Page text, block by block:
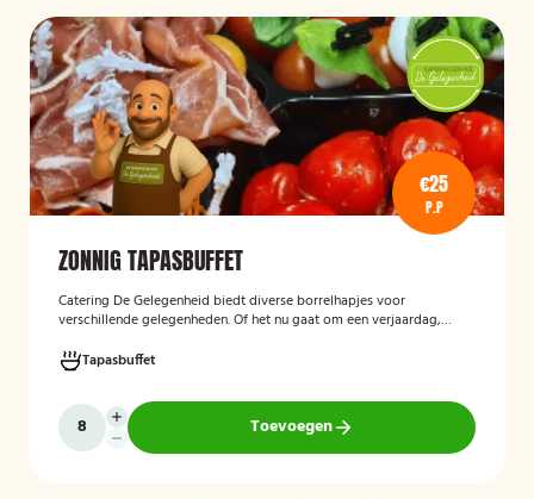
€25
P.P
ZONNIG TAPASBUFFET
Catering De Gelegenheid biedt diverse borrelhapjes voor
verschillende gelegenheden. Of het nu gaat om een verjaardag,
Hieronder ziet u een selectie uit ons aanbod. Het zonnig tapasbuffet
is te bestellen vanaf 10 personen..
Tapasbuffet
Toevoegen